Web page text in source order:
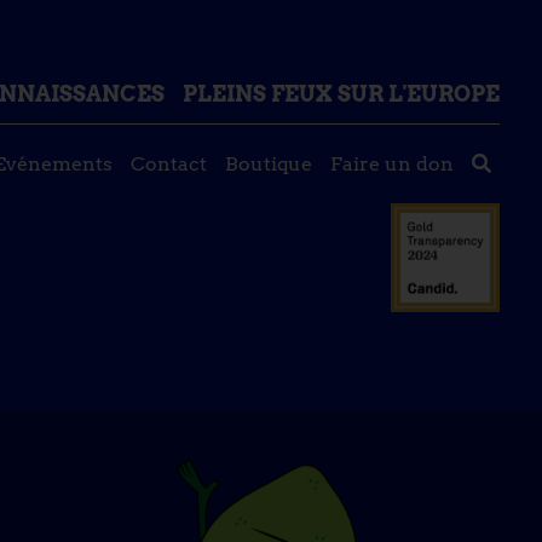
PLEINS FEUX SUR L'EUROPE
Contact Boutique Faire un don